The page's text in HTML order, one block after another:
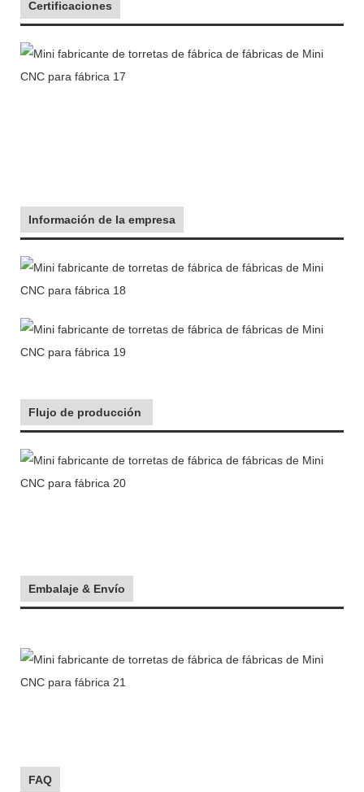
Certificaciones
Información de la empresa
Flujo de producción
Embalaje & Envío
FAQ